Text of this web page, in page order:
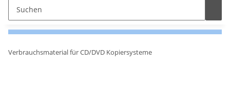
Verbrauchsmaterial für CD/DVD Kopiersysteme